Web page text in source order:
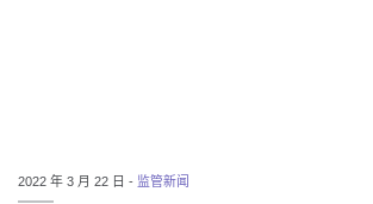
2022 年 3 月 22 日 - 监管新闻